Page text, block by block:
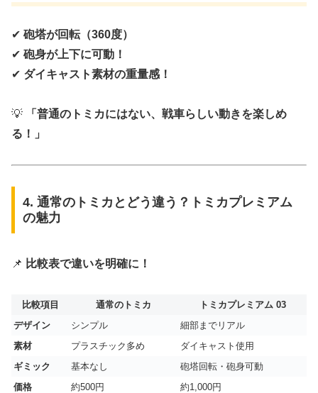
✔ 砲塔が回転（360度）
✔ 砲身が上下に可動！
✔ ダイキャスト素材の重量感！
💡
「普通のトミカにはない、戦車らしい動きを楽しめ
る！」
4. 通常のトミカとどう違う？トミカプレミアム
の魅力
📌 比較表で違いを明確に！
比較項目 通常のトミカ
トミカプレミアム 03
デザイン
シンプル
細部までリアル
素材
プラスチック多め
ダイキャスト使用
ギミック
基本なし
砲塔回転・砲身可動
価格
約500円 約1,000円